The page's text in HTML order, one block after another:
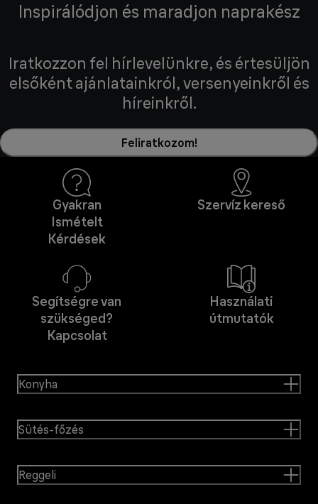
Inspirálódjon és maradjon naprakész
Iratkozzon fel hírlevelünkre, és értesüljön
elsőként ajánlatainkról, versenyeinkről és
híreinkről.
Feliratkozom!
Gyakran
Ismételt
Kérdések
Szervíz kereső
Segítségre van
szükséged?
Kapcsolat
Használati
útmutatók
Konyha
Sütés-főzés
Reggeli